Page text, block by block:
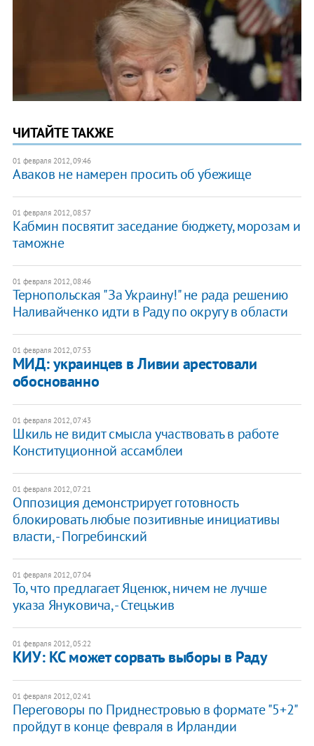
ЧИТАЙТЕ ТАКЖЕ
01 февраля 2012, 09:46
Аваков не намерен просить об убежище
01 февраля 2012, 08:57
Кабмин посвятит заседание бюджету, морозам и
таможне
01 февраля 2012, 08:46
Тернопольская "За Украину!" не рада решению
Наливайченко идти в Раду по округу в области
01 февраля 2012, 07:53
МИД: украинцев в Ливии арестовали
обоснованно
01 февраля 2012, 07:43
Шкиль не видит смысла участвовать в работе
Конституционной ассамблеи
01 февраля 2012, 07:21
Оппозиция демонстрирует готовность
блокировать любые позитивные инициативы
власти, - Погребинский
01 февраля 2012, 07:04
То, что предлагает Яценюк, ничем не лучше
указа Януковича, - Стецькив
01 февраля 2012, 05:22
КИУ: КС может сорвать выборы в Раду
01 февраля 2012, 02:41
Переговоры по Приднестровью в формате "5+2"
пройдут в конце февраля в Ирландии